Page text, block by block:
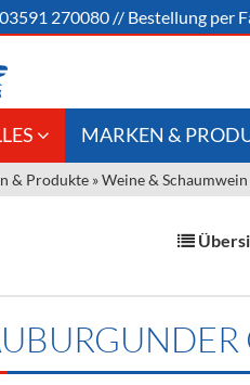
03591 270080 // Bestellung per
&
Die Neue Art des
MARKEN &
Weine & Schaumwein
Alkoholfreie Getränke
& Produkte »Weine & Schaumwein